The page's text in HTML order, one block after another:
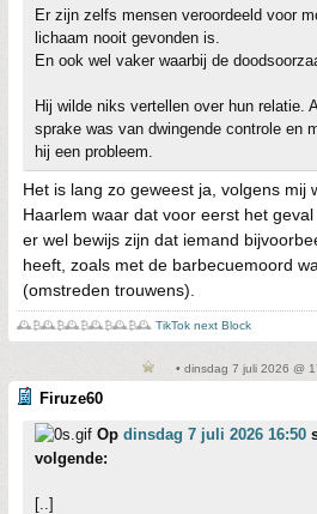
Er zijn zelfs mensen veroordeeld voor
lichaam nooit gevonden is.
En ook wel vaker waarbij de
Hij wilde niks vertellen over hun relatie.
sprake was van dwingende controle en
hij een probleem.
Het is lang zo geweest ja, volgens mij
Haarlem waar dat voor eerst het
er wel bewijs zijn dat iemand
heeft, zoals met de barbecuemoord
(omstreden trouwens).
🕰️₿🕰️₿🕰️₿🕰️₿🕰️₿🕰️ TikTok next Block
• dinsdag 7 juli 2026 @
Firuze60
Op dinsdag 7 juli 2026 16:50
volgende:
[..]